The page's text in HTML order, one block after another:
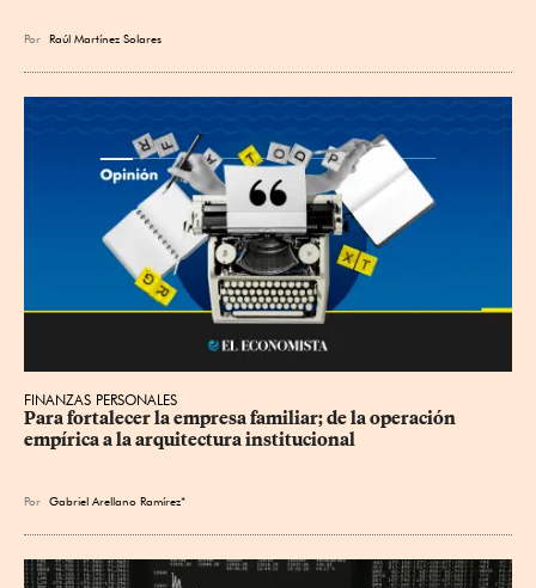
Por Raúl Martínez Solares
FINANZAS PERSONALES
Para fortalecer la empresa familiar; de la operación
empírica a la arquitectura institucional
Por Gabriel Arellano Ramírez*